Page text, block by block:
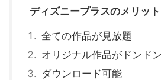
ディズニープラスのメリッ
全ての作品が見放題
オリジナル作品がドンド
ダウンロード可能